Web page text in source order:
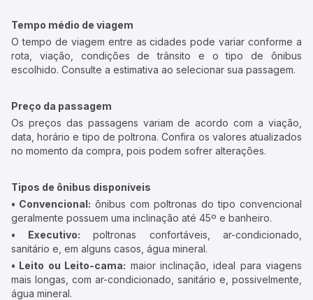
Tempo médio de viagem
O tempo de viagem entre as cidades pode variar conforme a
rota, viação, condições de trânsito e o tipo de ônibus
escolhido. Consulte a estimativa ao selecionar sua passagem.
Preço da passagem
Os preços das passagens variam de acordo com a viação,
data, horário e tipo de poltrona. Confira os valores atualizados
no momento da compra, pois podem sofrer alterações.
Tipos de ônibus disponíveis
• Convencional: ônibus com poltronas do tipo convencional
geralmente possuem uma inclinação até 45º e banheiro.
• Executivo: poltronas confortáveis, ar-condicionado,
sanitário e, em alguns casos, água mineral.
• Leito ou Leito-cama: maior inclinação, ideal para viagens
mais longas, com ar-condicionado, sanitário e, possivelmente,
água mineral.